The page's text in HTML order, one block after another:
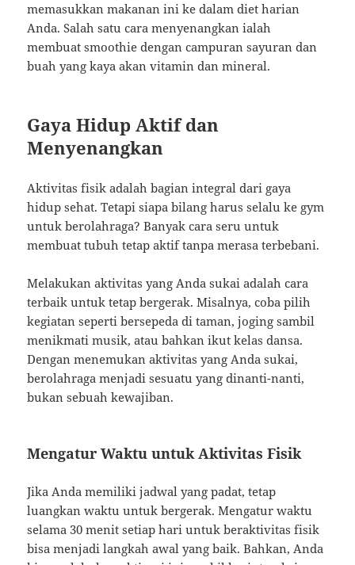
memasukkan makanan ini ke dalam diet harian
Anda. Salah satu cara menyenangkan ialah
membuat smoothie dengan campuran sayuran dan
buah yang kaya akan vitamin dan mineral.
Gaya Hidup Aktif dan
Menyenangkan
Aktivitas fisik adalah bagian integral dari gaya
hidup sehat. Tetapi siapa bilang harus selalu ke gym
untuk berolahraga? Banyak cara seru untuk
membuat tubuh tetap aktif tanpa merasa terbebani.
Melakukan aktivitas yang Anda sukai adalah cara
terbaik untuk tetap bergerak. Misalnya, coba pilih
kegiatan seperti bersepeda di taman, joging sambil
menikmati musik, atau bahkan ikut kelas dansa.
Dengan menemukan aktivitas yang Anda sukai,
berolahraga menjadi sesuatu yang dinanti-nanti,
bukan sebuah kewajiban.
Mengatur Waktu untuk Aktivitas Fisik
Jika Anda memiliki jadwal yang padat, tetap
luangkan waktu untuk bergerak. Mengatur waktu
selama 30 menit setiap hari untuk beraktivitas fisik
bisa menjadi langkah awal yang baik. Bahkan, Anda